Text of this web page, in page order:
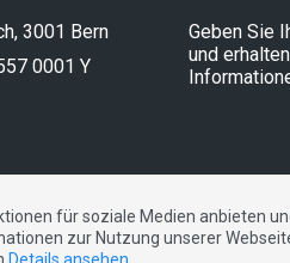
3001 Bern
0001 Y
Geben Sie
und
DE FR
für soziale Medien anbieten
zur Nutzung unserer